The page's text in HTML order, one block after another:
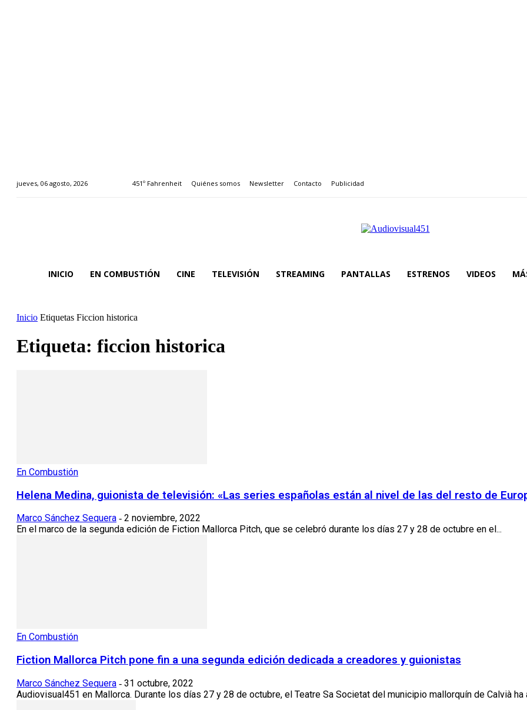
jueves, 06 agosto, 2026 451º Fahrenheit Quiénes somos Newsletter Contacto Publicidad
INICIO EN COMBUSTIÓN CINE TELEVISIÓN STREAMING PANTALLAS ESTRENOS VIDEOS
Inicio Etiquetas Ficcion historica
Etiqueta: ficcion historica
En Combustión
Helena Medina, guionista de televisión: «Las series españolas están al nivel de las del resto de
Marco Sánchez Sequera - 2 noviembre, 2022
En el marco de la segunda edición de Fiction Mallorca Pitch, que se celebró durante los días 27 y 28 de octubre en el...
En Combustión
Fiction Mallorca Pitch pone fin a una segunda edición dedicada a creadores y guionistas
Marco Sánchez Sequera - 31 octubre, 2022
Audiovisual451 en Mallorca. Durante los días 27 y 28 de octubre, el Teatre Sa Societat del municipio mallorquín de Calvià ha